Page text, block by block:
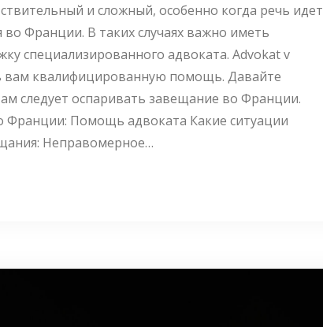
и сложный, особенно когда речь идет
Франции. В таких случаях важно иметь
специализированного адвоката. Advokat v
вам квалифицированную помощь. Давайте
следует оспаривать завещание во Франции.
Помощь адвоката Какие ситуации
Неправомерное…